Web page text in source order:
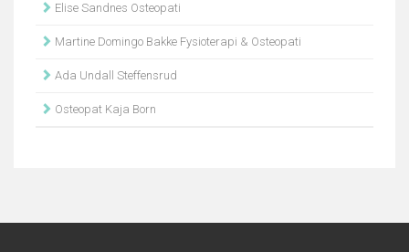
Elise Sandnes Osteopati
Martine Domingo Bakke Fysioterapi & Osteopati
Ada Undall Steffensrud
Osteopat Kaja Born